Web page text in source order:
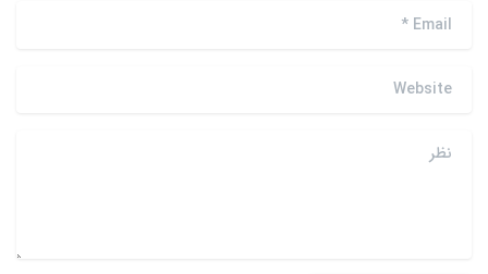
Email
*
Website
نظر